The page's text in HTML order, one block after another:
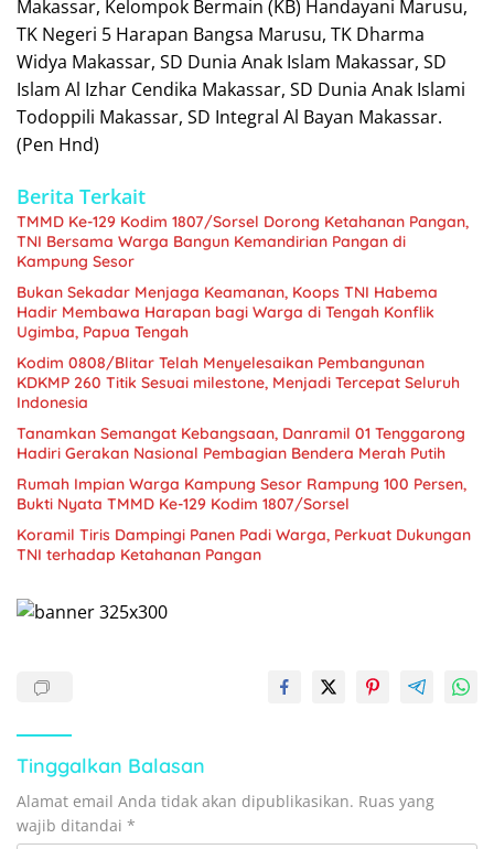
Makassar, Kelompok Bermain (KB) Handayani Marusu,
TK Negeri 5 Harapan Bangsa Marusu, TK Dharma
Widya Makassar, SD Dunia Anak Islam Makassar, SD
Islam Al Izhar Cendika Makassar, SD Dunia Anak Islami
Todoppili Makassar, SD Integral Al Bayan Makassar.
(Pen Hnd)
Berita Terkait
TMMD Ke-129 Kodim 1807/Sorsel Dorong Ketahanan Pangan,
TNI Bersama Warga Bangun Kemandirian Pangan di
Kampung Sesor
Bukan Sekadar Menjaga Keamanan, Koops TNI Habema
Hadir Membawa Harapan bagi Warga di Tengah Konflik
Ugimba, Papua Tengah
Kodim 0808/Blitar Telah Menyelesaikan Pembangunan
KDKMP 260 Titik Sesuai milestone, Menjadi Tercepat Seluruh
Indonesia
Tanamkan Semangat Kebangsaan, Danramil 01 Tenggarong
Hadiri Gerakan Nasional Pembagian Bendera Merah Putih
Rumah Impian Warga Kampung Sesor Rampung 100 Persen,
Bukti Nyata TMMD Ke-129 Kodim 1807/Sorsel
Koramil Tiris Dampingi Panen Padi Warga, Perkuat Dukungan
TNI terhadap Ketahanan Pangan
Tinggalkan Balasan
Alamat email Anda tidak akan dipublikasikan. Ruas yang
wajib ditandai *